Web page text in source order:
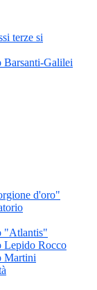
terze si
Barsanti-Galilei
d'oro"
"Atlantis"
Lepido Rocco
Martini